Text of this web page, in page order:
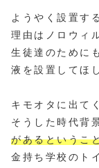
ようやく設置す
理由はノロウィ
生徒達のために
液を設置してほ
キモオタに出て
そうした時代背
があるというこ
金持ち学校のト